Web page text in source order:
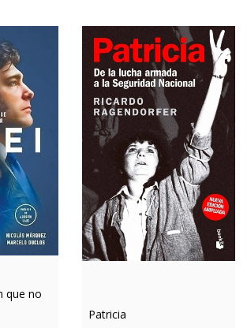
que no
Patricia